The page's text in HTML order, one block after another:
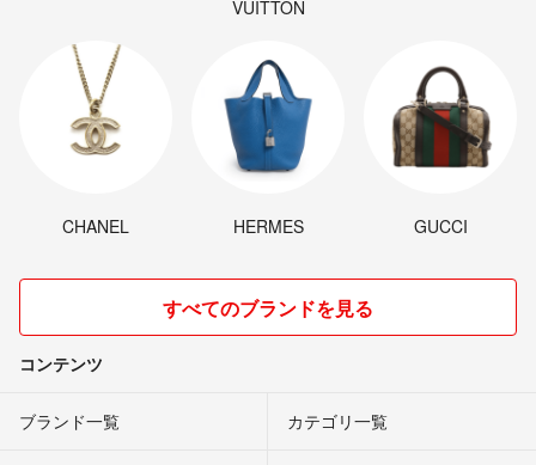
VUITTON
CHANEL HERMES GUCCI
すべてのブランドを見る
コンテンツ
ブランド一覧 カテゴリ一覧